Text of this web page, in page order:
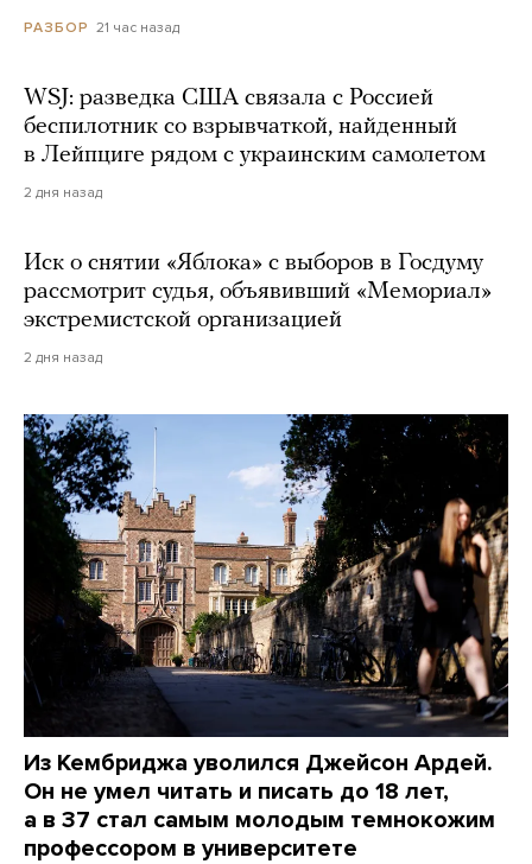
РАЗБОР 21 час назад
WSJ: разведка США связала с Россией
беспилотник со взрывчаткой, найденный
в Лейпциге рядом с украинским самолетом
2 дня назад
Иск о снятии «Яблока» с выборов в Госдуму
рассмотрит судья, объявивший «Мемориал»
экстремистской организацией
2 дня назад
Из Кембриджа уволился Джейсон Ардей.
Он не умел читать и писать до 18 лет,
а в 37 стал самым молодым темнокожим
профессором в университете